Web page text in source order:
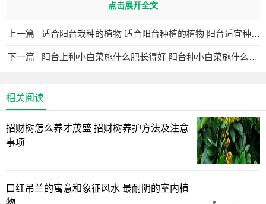
间互不影响通风、采光效果，这几方面在种植前要考虑周
全。
足，可种植韭菜、小白菜、辣椒、香菜、空心菜、油麦菜、
菠菜、苘蒿等。
当然，根据不同季节种植各种蔬菜，秋天种植各种青叶类
蔬菜，如生菜，油麦菜，香菜，小香葱，大蒜苗。
果，辣椒等。我们也可以作无土栽培，各种芽苗类，如蒜
点击展开全文
上一篇 适合阳台栽种的植物 适合阳台种植的植物 阳台适宜种植的植物
下一篇 阳台上种小白菜施什么肥长得好 阳台种小白菜施什么肥料长势更好？
相关阅读
招财树怎么养才茂盛 招财树养护方法及注意
事项
口红吊兰的寓意和象征风水 最耐阴的室内植